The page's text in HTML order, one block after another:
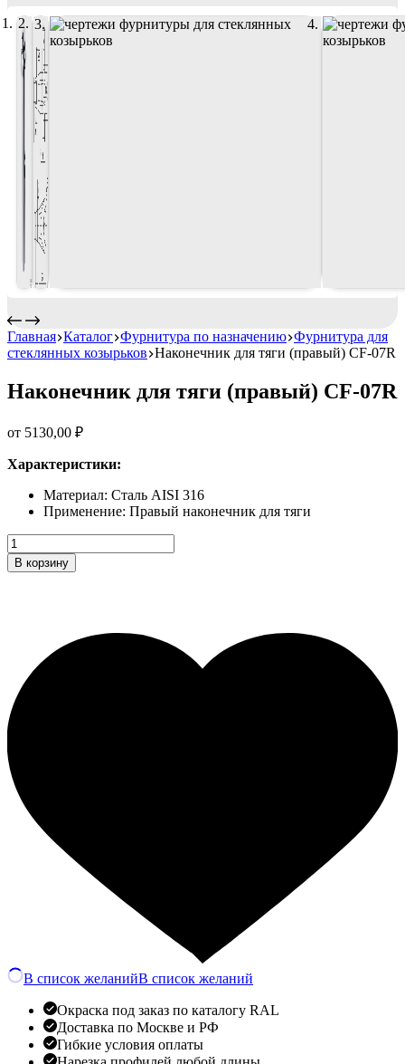
Главная Каталог Фурнитура по назначению Фурнитура для
стеклянных козырьков Наконечник для тяги (правый) CF-07R
Наконечник для тяги (правый) CF-07R
от 5130,00 ₽
Характеристики:
Материал: Сталь AISI 316
Применение: Правый наконечник для тяги
Наконечник
для
тяги
Количество
В корзину
В список желанийВ список желаний
Окраска под заказ по каталогу RAL
Доставка по Москве и РФ
Гибкие условия оплаты